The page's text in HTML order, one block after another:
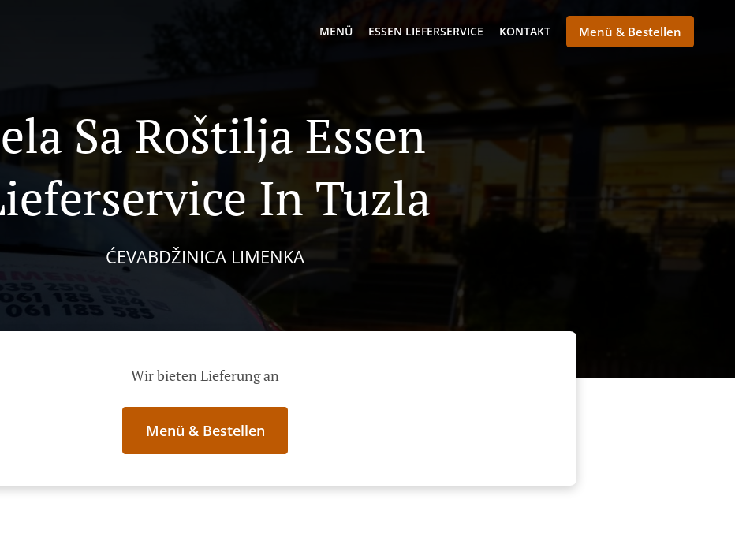
MENÜ ESSEN LIEFERSERVICE KONTAKT Menü & Bestellen
Sa Roštilja Essen
In Tuzla
ĆEVABDŽINICA LIMENKA
Wir bieten Lieferung an
Menü & Bestellen